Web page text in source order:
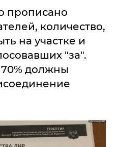
прописано
количество,
на участке и
"за".
должны